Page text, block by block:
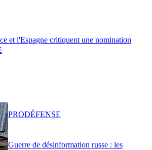
et l'Espagne critiquent une nomination
Guerre de désinformation russe : les
PRODÉFENSE